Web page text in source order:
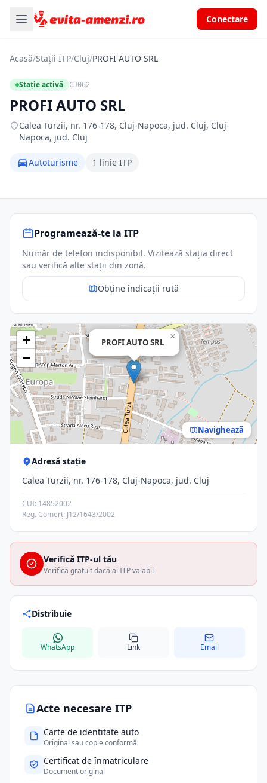
Conectare
Acasă/Stații ITP/Cluj/PROFI AUTO SRL
Stație activă CJ062
PROFI AUTO SRL
Calea Turzii, nr. 176-178, Cluj-Napoca, jud. Cluj, Cluj-
Napoca, jud. Cluj
Autoturisme 1 linie ITP
Acte necesare ITP
Carte de identitate auto
Original sau copie conformă
Certificat de înmatriculare
Document original
Programează-te la ITP
Număr de telefon indisponibil. Vizitează stația direct
sau verifică alte stații din zonă.
Obține indicații rută
PROFI AUTO SRL
×
+
−
Navighează
Adresă stație
Calea Turzii, nr. 176-178, Cluj-Napoca, jud. Cluj
CUI: 14852002
Reg. Comerț: J12/1643/2002
Verifică ITP-ul tău
Verifică gratuit dacă ai ITP valabil
Distribuie
WhatsApp Link Email